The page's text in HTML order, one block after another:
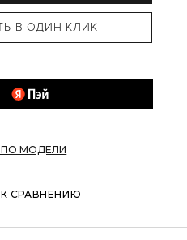
ПО МОДЕЛИ
СРАВНЕНИЮ